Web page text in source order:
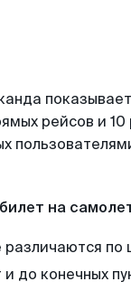
рейсов и 10
на
различаются по
до конечных